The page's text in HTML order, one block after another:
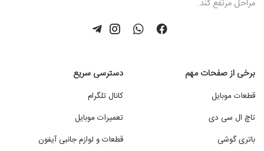
مراحل مرتفع کند.
برخی از صفحات مهم
قطعات موبایل
تاچ ال سی دی
باتری گوشی
دسترسی سریع
کانال تلگرام
تعمیرات موبایل
قطعات و لوازم جانبی آیفون